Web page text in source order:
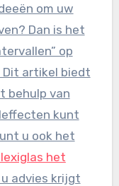
om uw
Dan is het
op
Dit artikel biedt
behulp van
kunt
u ook het
het
u advies krijgt